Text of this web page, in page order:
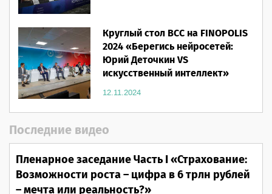
Круглый стол ВСС на FINOPOLIS
2024 «Берегись нейросетей:
Юрий Деточкин VS
искусственный интеллект»
12.11.2024
Последние видео
Пленарное заседание Часть I «Страхование:
Возможности роста – цифра в 6 трлн рублей
– мечта или реальность?»